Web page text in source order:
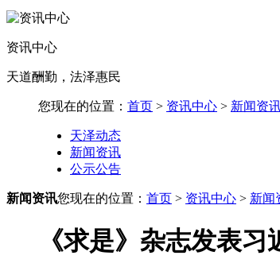
资讯中心
天道酬勤，法泽惠民
您现在的位置： 首页 > 资讯中心 > 新闻资
天泽动态
新闻资讯
公示公告
新闻资讯您现在的位置： 首页 > 资讯中心 > 新闻
《求是》杂志发表